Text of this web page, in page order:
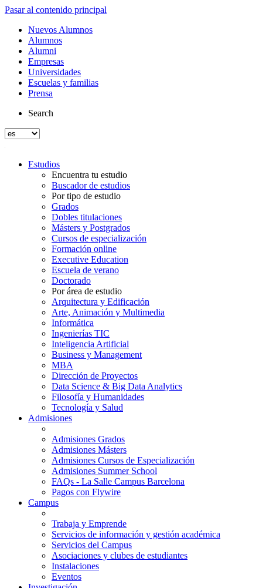
Pasar al contenido principal
Nuevos Alumnos
Alumnos
Alumni
Empresas
Universidades
Escuelas y familias
Prensa
Search
Estudios
Encuentra tu estudio
Buscador de estudios
Por tipo de estudio
Grados
Dobles titulaciones
Másters y Postgrados
Cursos de especialización
Formación online
Executive Education
Escuela de verano
Doctorado
Por área de estudio
Arquitectura y Edificación
Arte, Animación y Multimedia
Informática
Ingenierías TIC
Inteligencia Artificial
Business y Management
MBA
Dirección de Proyectos
Data Science & Big Data Analytics
Filosofía y Humanidades
Tecnología y Salud
Admisiones
Admisiones Grados
Admisiones Másters
Admisiones Cursos de Especialización
Admisiones Summer School
FAQs - La Salle Campus Barcelona
Pagos con Flywire
Campus
Trabaja y Emprende
Servicios de información y gestión académica
Servicios del Campus
Asociaciones y clubes de estudiantes
Instalaciones
Eventos